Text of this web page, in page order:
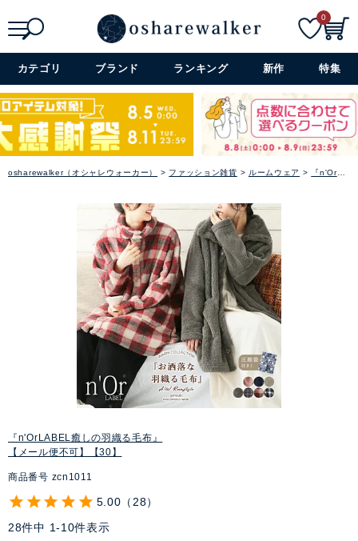
詳細検索+
0
カテゴリ ブランド ランキング 新作 特集
osharewalker（オシャレウォーカー） ファッション雑貨 ルームウェア 『n'OrLABEL癒しの羽織る毛布』【メール便不可】【30】
『n'OrLABEL癒しの羽織る毛布』
【メール便不可】【30】
商品番号 zcn1011
5.00
28
28件中 1-10件表示